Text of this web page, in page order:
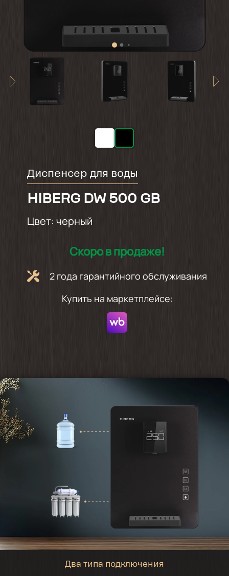
Диспенсер для воды
HIBERG DW 500 GB
Цвет: черный
Скоро в продаже!
2 года гарантийного обслуживания
Купить на маркетплейсе:
Два типа подключения